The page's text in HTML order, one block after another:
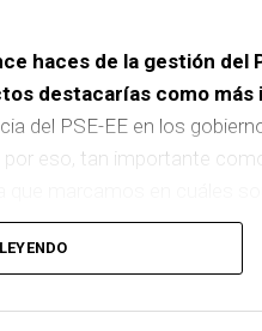
haces de la gestión del
destacarías como
del PSE-EE en los
eso, tan importante
ascensores para
transformará la movilidad